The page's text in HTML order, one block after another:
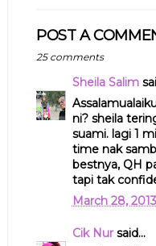
POST A
25 comments
Sheila Salim
ni? sheila
suami. lagi 1
time nak
bestnya, QH
tapi tak
March 28,
Cik Nursaid...